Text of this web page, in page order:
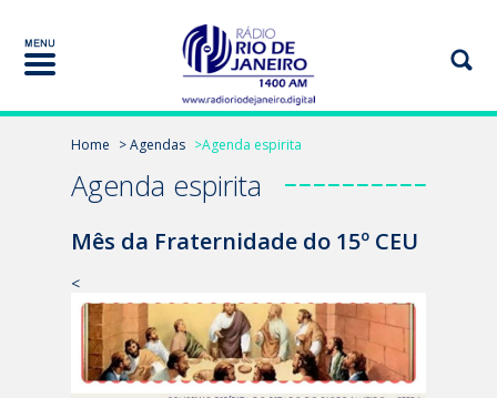
Home > Agendas >Agenda espirita
Agenda espirita
Mês da Fraternidade do 15º CEU
<